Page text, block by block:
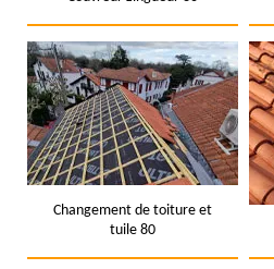
Changement de toiture et
tuile 80